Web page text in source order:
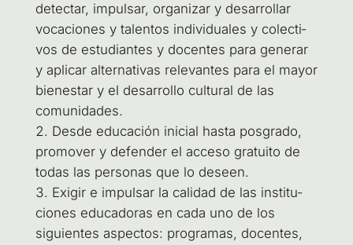
detec­tar, impul­sar, orga­ni­zar y desa­rro­llar
voca­cio­nes y talen­tos indi­vi­dua­les y colec­ti­
vos de estu­dian­tes y docen­tes para gene­rar
y apli­car alter­na­ti­vas rele­van­tes para el mayor
bien­es­tar y el desa­rro­llo cul­tu­ral de las
comunidades.
Des­de edu­ca­ción ini­cial has­ta pos­gra­do,
pro­mo­ver y defen­der el acce­so gra­tui­to de
todas las per­so­nas que lo deseen.
Exi­gir e impul­sar la cali­dad de las ins­ti­tu­
cio­nes edu­ca­do­ras en cada uno de los
siguien­tes aspec­tos: pro­gra­mas, docen­tes,